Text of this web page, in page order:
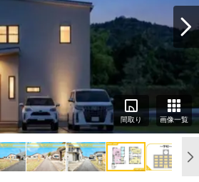
間取り 画像一覧